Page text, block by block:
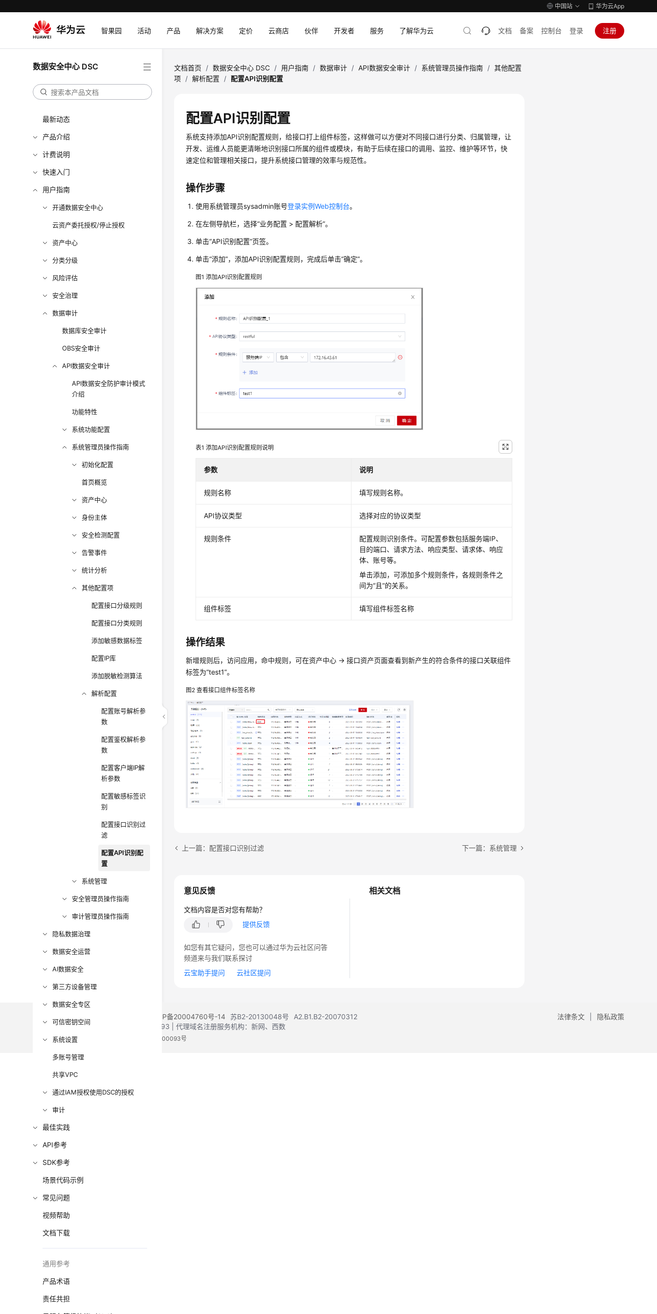
中国站 华为云App
智果园 活动 产品 解决方案 定价 云商店 伙伴 开发者 服务 了解华为云 文档 备案 控制台 登录 注册
数据安全中心 DSC
最新动态
产品介绍
计费说明
快速入门
用户指南
开通数据安全中心
云资产委托授权/停止授权
资产中心
分类分级
风险评估
安全治理
数据审计
数据库安全审计
OBS安全审计
API数据安全审计
API数据安全防护审计模式
介绍
功能特性
系统功能配置
系统管理员操作指南
初始化配置
首页概览
资产中心
身份主体
安全检测配置
告警事件
统计分析
其他配置项
配置接口分级规则
配置接口分类规则
添加敏感数据标签
配置IP库
添加脱敏检测算法
解析配置
配置账号解析参
数
配置鉴权解析参
数
配置客户端IP解
析参数
配置敏感标签识
别
配置接口识别过
滤
配置API识别配
置
系统管理
安全管理员操作指南
审计管理员操作指南
隐私数据治理
数据安全运营
AI数据安全
第三方设备管理
数据安全专区
可信密钥空间
系统设置
多账号管理
共享VPC
通过IAM授权使用DSC的授权
审计
最佳实践
API参考
SDK参考
场景代码示例
常见问题
视频帮助
文档下载
通用参考
产品术语
责任共担
文档首页 / 数据安全中心 DSC / 用户指南 / 数据审计 / API数据安全审计 / 系统管理员操作指南 / 其他配置
项 / 解析配置 / 配置API识别配置
配置API识别配置
系统支持添加API识别配置规则，给接口打上组件标签，这样做可以方便对不同接口进行分类、归属管理，让
开发、运维人员能更清晰地识别接口所属的组件或模块，有助于后续在接口的调用、监控、维护等环节，快
速定位和管理相关接口，提升系统接口管理的效率与规范性。
操作步骤
使用系统管理员sysadmin账号登录实例Web控制台。
在左侧导航栏，选择“业务配置 > 配置解析”。
单击“API识别配置”页签。
单击“添加”，添加API识别配置规则，完成后单击“确定”。
图1添加API识别配置规则
表1添加API识别配置规则说明
参数 说明
规则名称 填写规则名称。
API协议类型 选择对应的协议类型
规则条件
配置规则识别条件。可配置参数包括服务端IP、
目的端口、请求方法、响应类型、请求体、响应
体、账号等。
单击添加，可添加多个规则条件，各规则条件之
间为“且”的关系。
组件标签 填写组件标签名称
操作结果
新增规则后，访问应用，命中规则，可在资产中心 -> 接口资产页面查看到新产生的符合条件的接口关联组件
标签为“test1”。
图2查看接口组件标签名称
上一篇：配置接口识别过滤 下一篇：系统管理
相关文档
意见反馈
文档内容是否对您有帮助？
提供反馈
如您有其它疑问，您也可以通过华为云社区问答
频道来与我们联系探讨
云宝助手提问
云社区提问
法律条文 隐私政策
黔ICP备20004760号-14 苏B2-20130048号
A2.B1.B2-20070312
增值电信业务经营许可证：B1.B2-20200593 | 代理域名注册服务机构：新网、西数
电子营业执照 贵公网安备 52990002000093号